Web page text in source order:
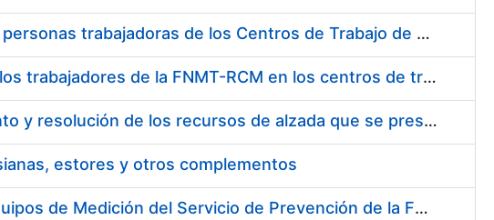
Suministro de Protectores Auditivos a medida para las personas trabajadoras de los Centros de Trabajo de Madrid y Burgos
Suministro de gafas graduadas antiproyecciones para los trabajadores de la FNMT-RCM en los centros de trabajo de Madrid y Burgos
Servicios de una empresa externa para el asesoramiento y resolución de los recursos de alzada que se presentan relacionados con procesos de selección para la FNMT-RCM
estores y otros complementos
Servicio de Calibración y Verificación Externa de los Equipos de Medición del Servicio de Prevención de la FNMT-RCM